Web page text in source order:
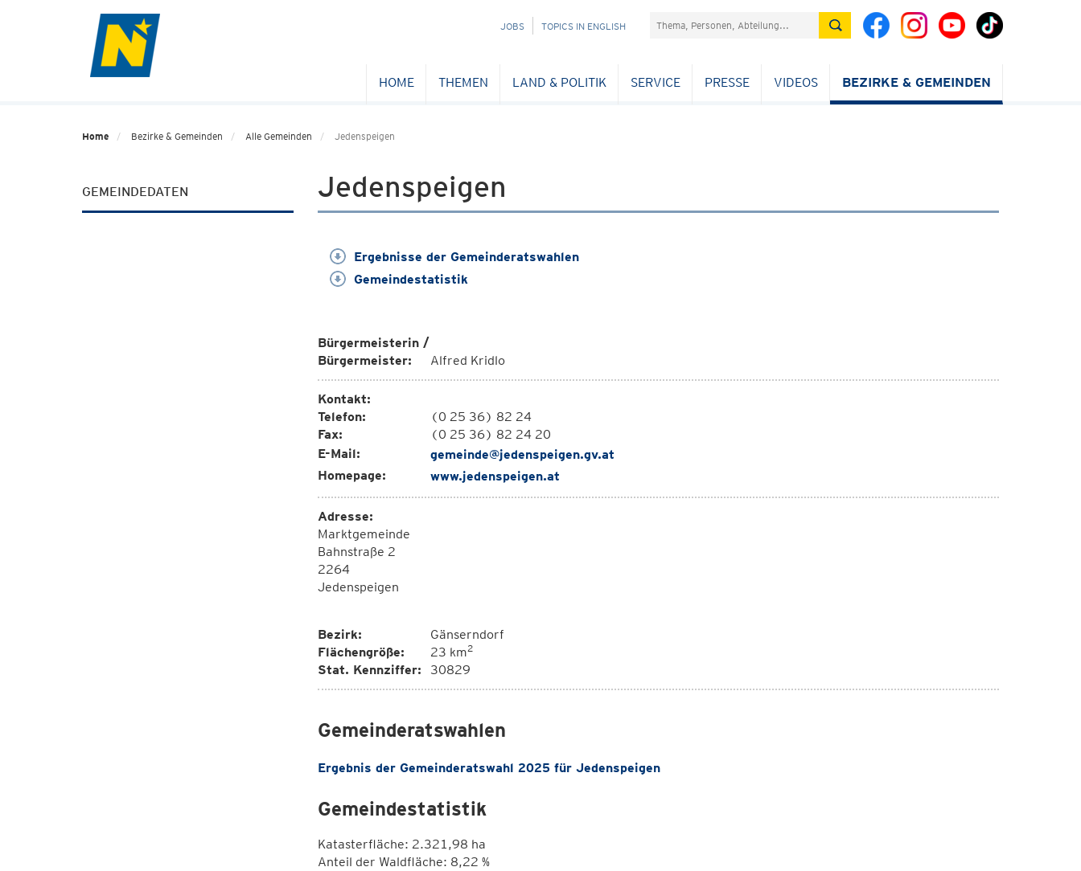
NAVIGATION
JOBS TOPICS IN ENGLISH Suchefeld
HOME THEMEN LAND & POLITIK SERVICE PRESSE VIDEOS BEZIRKE & GEMEINDEN
Home Bezirke & Gemeinden Alle Gemeinden Jedenspeigen
GEMEINDEDATEN Jedenspeigen
Ergebnisse der Gemeinderatswahlen
Gemeindestatistik
Bürgermeisterin /
Bürgermeister:
Alfred Kridlo
Kontakt:
Telefon:
(0 25 36) 82 24
Fax:
(0 25 36) 82 24 20
E-Mail:
gemeinde@jedenspeigen.gv.at
Homepage:
www.jedenspeigen.at
Adresse:
Marktgemeinde
Bahnstraße 2
2264
Jedenspeigen
Bezirk:
Gänserndorf
Flächengröße:
23 km2
Stat. Kennziffer: 30829
Gemeinderatswahlen
Ergebnis der Gemeinderatswahl 2025 für Jedenspeigen
Gemeindestatistik
Katasterfläche: 2.321,98 ha
Anteil der Waldfläche: 8,22 %